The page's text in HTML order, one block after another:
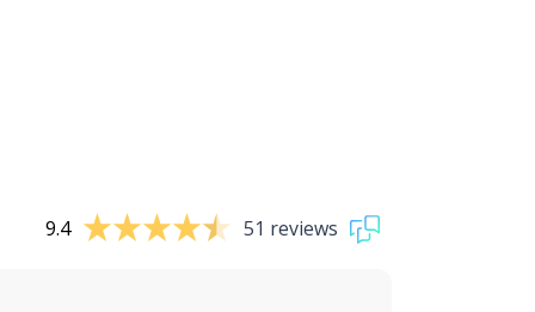
9.4 51 reviews